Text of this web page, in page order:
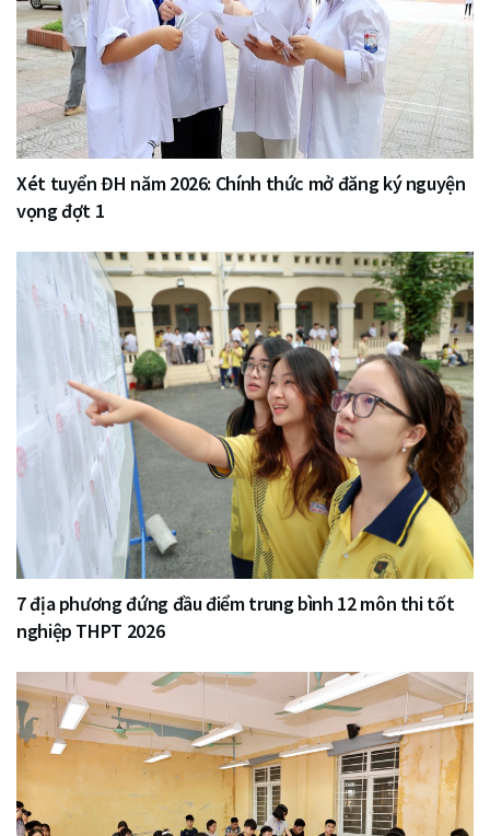
Xét tuyển ĐH năm 2026: Chính thức mở đăng ký nguyện
vọng đợt 1
7 địa phương đứng đầu điểm trung bình 12 môn thi tốt
nghiệp THPT 2026